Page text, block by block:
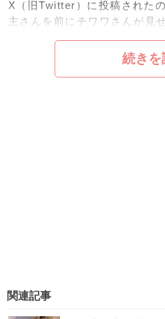
X（旧Twitter）に投稿された
主さんを前にチワワさんが見
続きを
関連記事